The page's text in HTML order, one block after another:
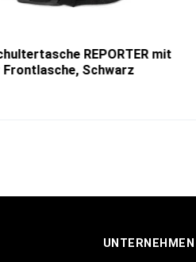
REPORTER mit
Schwarz
UNTERNEHMEN